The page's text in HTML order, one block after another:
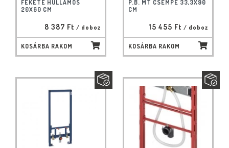
FEKETE HULLÁMOS
20X60 CM
8 387 Ft / doboz
KOSÁRBA RAKOM
P.B. MT CSEMPE 33,3X90
CM
15 455 Ft / doboz
KOSÁRBA RAKOM